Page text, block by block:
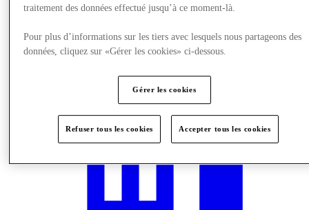
traitement des données effectué jusqu’à ce moment-là.
Pour plus d’informations sur les tiers avec lesquels nous partageons des
données, cliquez sur «Gérer les cookies» ci-dessous.
Gérer les cookies
Refuser tous les cookies Accepter tous les cookies